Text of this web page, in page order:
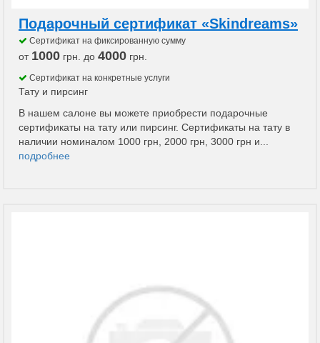
Подарочный сертификат «Skindreams»
Сертификат на фиксированную сумму
от 1000 грн. до 4000 грн.
Сертификат на конкретные услуги
Тату и пирсинг
В нашем салоне вы можете приобрести подарочные
сертификаты на тату или пирсинг. Сертификаты на тату в
наличии номиналом 1000 грн, 2000 грн, 3000 грн и...
подробнее